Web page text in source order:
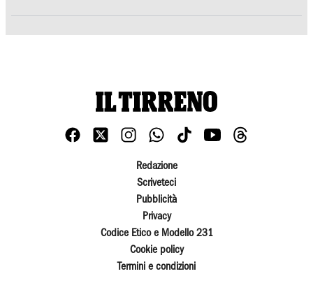
Redazione
Scriveteci
Pubblicità
Privacy
Codice Etico e Modello 231
Cookie policy
Termini e condizioni